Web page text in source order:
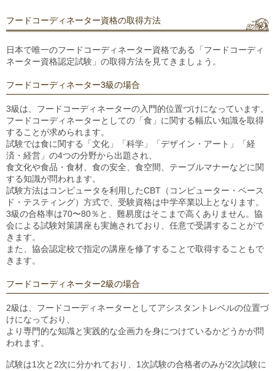
フードコーディネーター資格の取得方法
日本で唯一のフードコーディネーター資格である「フードコーディ
ネーター資格認定試験」の取得方法を見てきましょう。
フードコーディネーター3級の場合
3級は、フードコーディネーターの入門的位置づけになっています。
フードコーディネーターとしての「食」に関する幅広い知識を取得
することが求められます。
試験では食に関する「文化」「科学」「デザイン・アート」「経
済・経営」の4つの分野から出題され、
食文化や食品・食材、食の安全、食空間、テーブルマナーなどに関
する知識が問われます。
試験方法はコンピュータを利用したCBT（コンピューター・ベース
ド・テスティング）方式で、受験資格は中学卒業以上となります。
3級の合格率は70〜80％と、難易度はそこまで高くありません。協
会による試験対策講座も実施されており、任意で受講することがで
きます。
また、協会認定校で指定の講座を修了することで取得することもで
きます。
フードコーディネーター2級の場合
2級は、フードコーディネーターとしてアシスタントレベルの位置づ
けになっており、
より専門的な知識と実践的な企画力を身につけているかどうかが問
われます。
試験は1次と2次に分かれており、1次試験の合格者のみが2次試験に